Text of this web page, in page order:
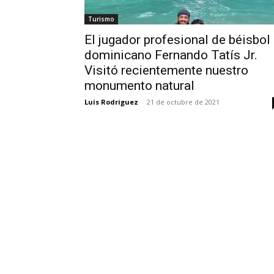
Turismo
El jugador profesional de béisbol
dominicano Fernando Tatís Jr.
Visitó recientemente nuestro
monumento natural
Luis Rodriguez - 21 de octubre de 2021